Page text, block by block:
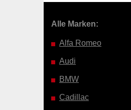
Alle Marken:
Alfa Romeo
Audi
BMW
Cadillac